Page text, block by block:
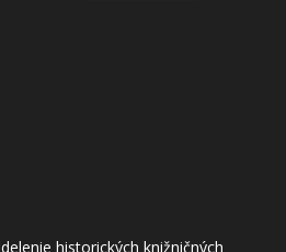
historických knižničných